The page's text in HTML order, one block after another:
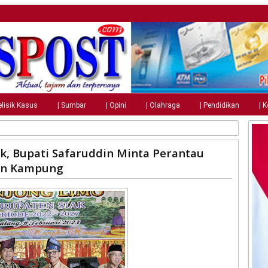
Kasus | Sumbar | Opini | Olahraga | Pendidikan |
Bupati Safaruddin Minta Perantau
Kampung